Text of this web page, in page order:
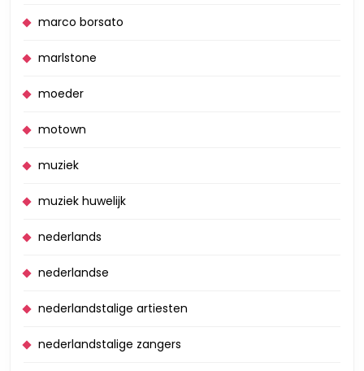
marco borsato
marlstone
moeder
motown
muziek
muziek huwelijk
nederlands
nederlandse
nederlandstalige artiesten
nederlandstalige zangers